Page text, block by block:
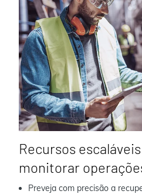
Recursos
monitorar
Preveja com precisão a